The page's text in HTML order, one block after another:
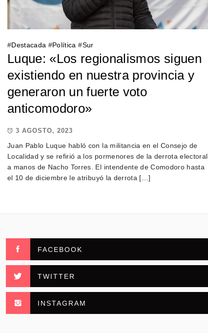
#Destacada #Política #Sur
Luque: «Los regionalismos siguen
existiendo en nuestra provincia y
generaron un fuerte voto
anticomodoro»
3 AGOSTO, 2023
Juan Pablo Luque habló con la militancia en el Consejo de
Localidad y se refirió a los pormenores de la derrota electoral
a manos de Nacho Torres. El intendente de Comodoro hasta
el 10 de diciembre le atribuyó la derrota […]
FACEBOOK
TWITTER
INSTAGRAM